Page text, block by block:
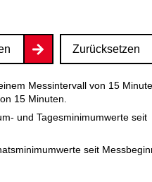
Zurücksetzen
Messintervall von 15
15 Minuten.
und Tagesminimumwerte seit
seit